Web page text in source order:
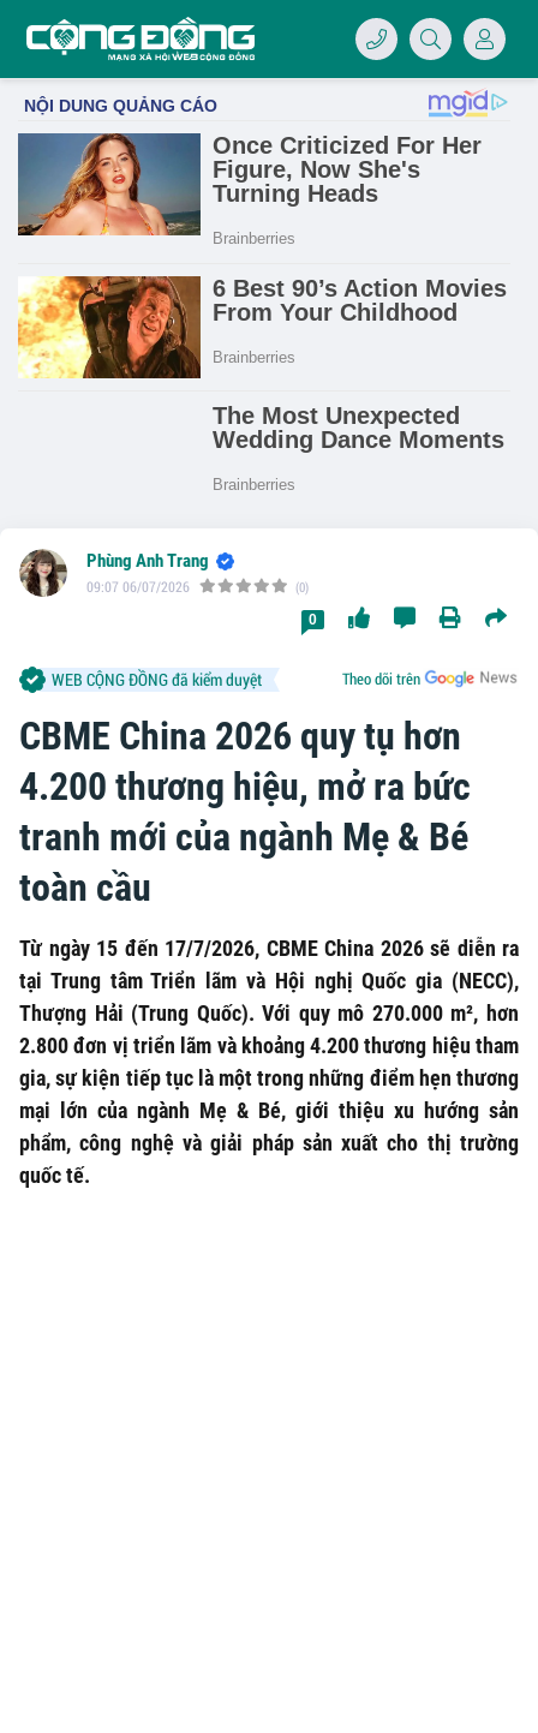
CBME China 2026 quy tụ hơn
4.200 thương hiệu, mở ra bức
tranh mới của ngành Mẹ & Bé
toàn cầu
Từ ngày 15 đến 17/7/2026, CBME China 2026 sẽ diễn ra
tại Trung tâm Triển lãm và Hội nghị Quốc gia (NECC),
Thượng Hải (Trung Quốc). Với quy mô 270.000 m², hơn
2.800 đơn vị triển lãm và khoảng 4.200 thương hiệu tham
gia, sự kiện tiếp tục là một trong những điểm hẹn thương
mại lớn của ngành Mẹ & Bé, giới thiệu xu hướng sản
phẩm, công nghệ và giải pháp sản xuất cho thị trường
quốc tế.
Phùng Anh Trang
09:07 06/07/2026 (0)
0
Theo dõi trên
WEB CỘNG ĐỒNG đã kiểm duyệt
07/LOGO-